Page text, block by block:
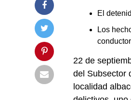
El
Los
22 de
del Subsector
localidad